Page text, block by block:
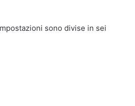
sono divise in sei